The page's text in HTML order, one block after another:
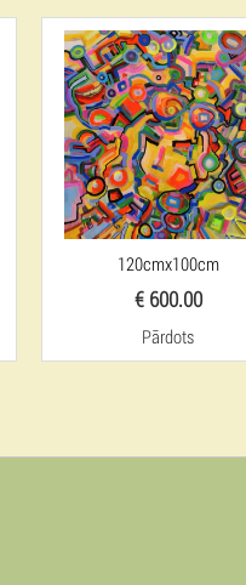
120cmx100cm
€ 600.00
Pārdots